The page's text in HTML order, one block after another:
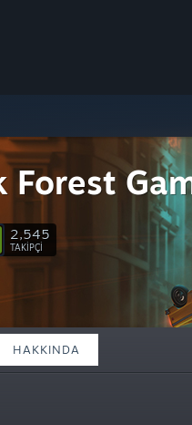
Forest
2,545
TAKIPÇI
HAKKINDA